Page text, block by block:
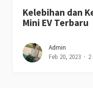
Kelebihan dan
Mini EV Terbaru
Admin
Feb 20, 2023